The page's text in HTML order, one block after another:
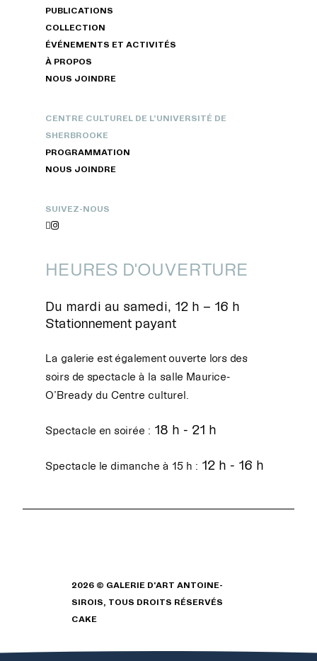
PUBLICATIONS
COLLECTION
ÉVÉNEMENTS ET ACTIVITÉS
À PROPOS
NOUS JOINDRE
CENTRE CULTUREL DE L’UNIVERSITÉ DE
SHERBROOKE
PROGRAMMATION
NOUS JOINDRE
SUIVEZ-NOUS

HEURES D'OUVERTURE
Du mardi au samedi, 12 h – 16 h
Stationnement payant
La galerie est également ouverte lors des
soirs de spectacle à la salle Maurice-
O’Bready du Centre culturel.
Spectacle en soirée : 18 h - 21 h
Spectacle le dimanche à 15 h : 12 h - 16 h
2026 © GALERIE D'ART ANTOINE-
SIROIS, TOUS DROITS RÉSERVÉS
CAKE